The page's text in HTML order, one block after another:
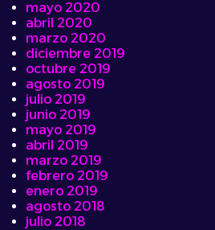
mayo 2020
abril 2020
marzo 2020
diciembre 2019
octubre 2019
agosto 2019
julio 2019
junio 2019
mayo 2019
abril 2019
marzo 2019
febrero 2019
enero 2019
agosto 2018
julio 2018